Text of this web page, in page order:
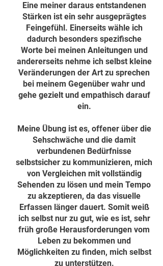
Eine meiner daraus entstandenen
Stärken ist ein sehr ausgeprägtes
Feingefühl. Einerseits wähle ich
dadurch besonders spezifische
Worte bei meinen Anleitungen und
andererseits nehme ich selbst kleine
Veränderungen der Art zu sprechen
bei meinem Gegenüber wahr und
gehe gezielt und empathisch darauf
ein.
Meine Übung ist es, offener über die
Sehschwäche und die damit
verbundenen Bedürfnisse
selbstsicher zu kommunizieren, mich
von Vergleichen mit vollständig
Sehenden zu lösen und mein Tempo
zu akzeptieren, da das visuelle
Erfassen länger dauert. Somit weiß
ich selbst nur zu gut, wie es ist, sehr
früh große Herausforderungen vom
Leben zu bekommen und
Möglichkeiten zu finden, mich selbst
zu unterstützen.